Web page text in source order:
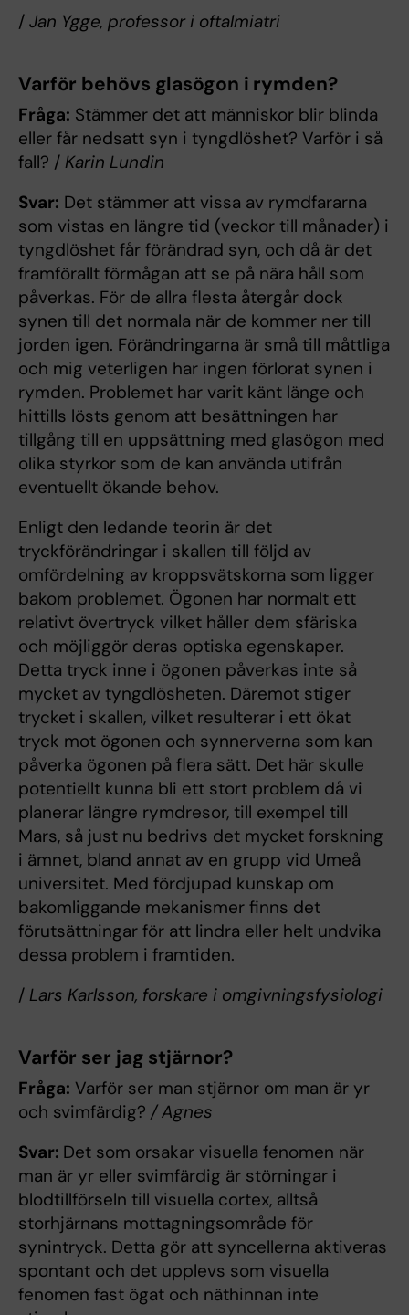
/ Jan Ygge, professor i oftalmiatri
Varför behövs glasögon i rymden?
Fråga: Stämmer det att människor blir blinda
eller får nedsatt syn i tyngdlöshet? Varför i så
fall? / Karin Lundin
Svar: Det stämmer att vissa av rymdfararna
som vistas en längre tid (veckor till månader) i
tyngdlöshet får förändrad syn, och då är det
framförallt förmågan att se på nära håll som
påverkas. För de allra flesta återgår dock
synen till det normala när de kommer ner till
jorden igen. Förändringarna är små till måttliga
och mig veterligen har ingen förlorat synen i
rymden. Problemet har varit känt länge och
hittills lösts genom att besättningen har
tillgång till en uppsättning med glasögon med
olika styrkor som de kan använda utifrån
eventuellt ökande behov.
Enligt den ledande teorin är det
tryckförändringar i skallen till följd av
omfördelning av kroppsvätskorna som ligger
bakom problemet. Ögonen har normalt ett
relativt övertryck vilket håller dem sfäriska
och möjliggör deras optiska egenskaper.
Detta tryck inne i ögonen påverkas inte så
mycket av tyngdlösheten. Däremot stiger
trycket i skallen, vilket resulterar i ett ökat
tryck mot ögonen och synnerverna som kan
påverka ögonen på flera sätt. Det här skulle
potentiellt kunna bli ett stort problem då vi
planerar längre rymdresor, till exempel till
Mars, så just nu bedrivs det mycket forskning
i ämnet, bland annat av en grupp vid Umeå
universitet. Med fördjupad kunskap om
bakomliggande mekanismer finns det
förutsättningar för att lindra eller helt undvika
dessa problem i framtiden.
/ Lars Karlsson, forskare i omgivningsfysiologi
Varför ser jag stjärnor?
Fråga: Varför ser man stjärnor om man är yr
och svimfärdig? / Agnes
Svar: Det som orsakar visuella fenomen när
man är yr eller svimfärdig är störningar i
blodtillförseln till visuella cortex, alltså
storhjärnans mottagningsområde för
synintryck. Detta gör att syncellerna aktiveras
spontant och det upplevs som visuella
fenomen fast ögat och näthinnan inte